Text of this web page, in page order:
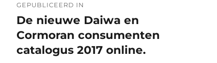
navigatie
GEPUBLICEERD IN
De nieuwe Daiwa en
Cormoran consumenten
catalogus 2017 online.